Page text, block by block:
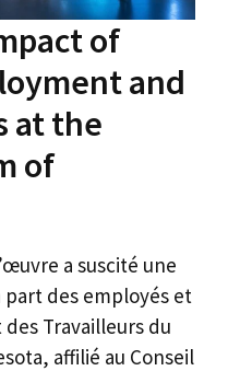
of
and
at the
of
a suscité une
des employés et
Travailleurs du
affilié au Conseil